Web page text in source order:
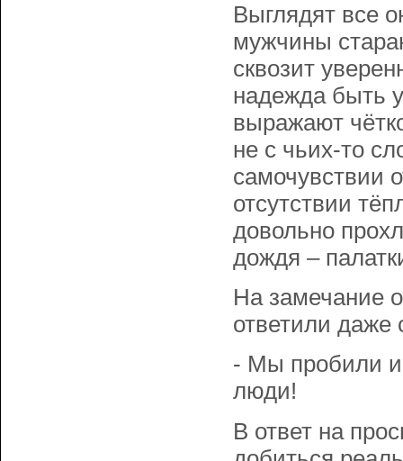
Выглядят все
мужчины
сквозит
надежда быть
выражают
не с чьих-то
самочувствии
отсутствии
довольно
дождя –
На замечание
ответили даже
- Мы пробили
люди!
В ответ на